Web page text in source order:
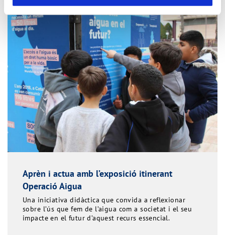
Aprèn i actua amb l’exposició itinerant
Operació Aigua
Una iniciativa didàctica que convida a reflexionar
sobre l’ús que fem de l’aigua com a societat i el seu
impacte en el futur d’aquest recurs essencial.